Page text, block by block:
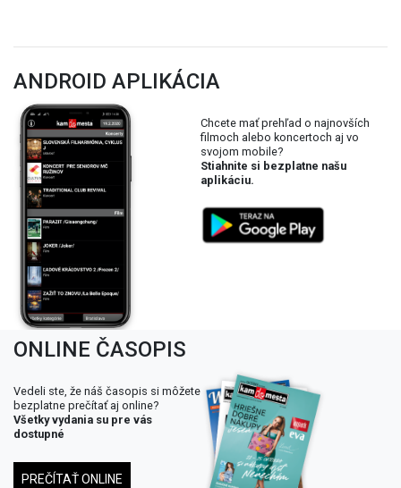
ANDROID APLIKÁCIA
Chcete mať prehľad o najnovších
filmoch alebo koncertoch aj vo
svojom mobile?
Stiahnite si bezplatne našu
aplikáciu.
ONLINE ČASOPIS
Vedeli ste, že náš časopis si môžete
bezplatne prečítať aj online?
Všetky vydania su pre vás
dostupné
PREČÍTAŤ ONLINE